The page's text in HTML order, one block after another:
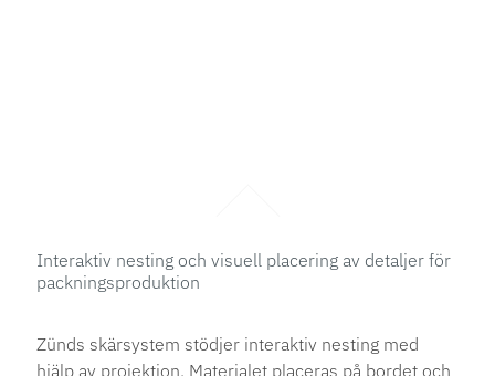
Interaktiv nesting och visuell placering av detaljer för
packningsproduktion
Zünds skärsystem stödjer interaktiv nesting med
hjälp av projektion. Materialet placeras på bordet och